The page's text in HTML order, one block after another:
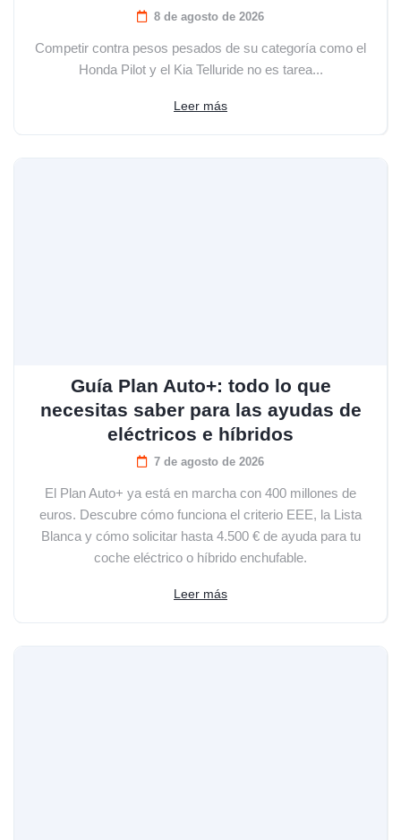
8 de agosto de 2026
Competir contra pesos pesados de su categoría como el
Honda Pilot y el Kia Telluride no es tarea...
Leer más
Guía Plan Auto+: todo lo que
necesitas saber para las ayudas de
eléctricos e híbridos
7 de agosto de 2026
El Plan Auto+ ya está en marcha con 400 millones de
euros. Descubre cómo funciona el criterio EEE, la Lista
Blanca y cómo solicitar hasta 4.500 € de ayuda para tu
coche eléctrico o híbrido enchufable.
Leer más